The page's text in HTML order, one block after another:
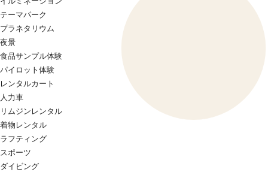
テーマパーク
プラネタリウム
夜景
食品サンプル体験
パイロット体験
レンタルカート
人力車
リムジンレンタル
着物レンタル
ラフティング
スポーツ
ダイビング